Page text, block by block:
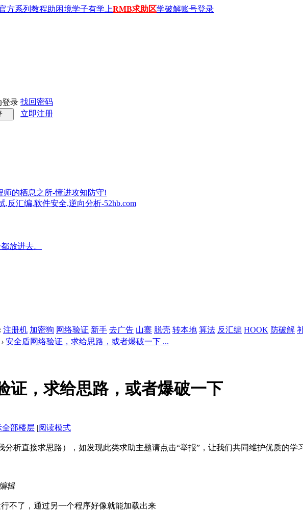
方系列教程助困境学子有学上RMB求助区学破解账号登录
登录 找回密码
立即注册
的栖息之所-懂进攻知防守!
反汇编,软件安全,逆向分析-52hb.com
放进去。
注册机 加密狗 网络验证 新手 去广告 山寨 脱壳 转本地 算法 反汇编 HOOK 防破解
› 安全盾网络验证，求给思路，或者爆破一下 ...
证，求给思路，或者爆破一下
全部楼层 |阅读模式
析直接求思路），如发现此类求助主题请点击“举报”，让我们共同维护优质的学
辑
不了，通过另一个程序好像就能加载出来